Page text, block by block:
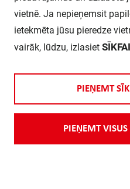
vietnē. Ja nepieņemsit
ietekmēta jūsu pieredze
vairāk, lūdzu, izlasiet
PI EŅEMT SĪ K
PI EŅEMT VI SUS